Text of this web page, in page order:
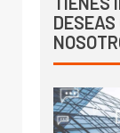
DESEAS